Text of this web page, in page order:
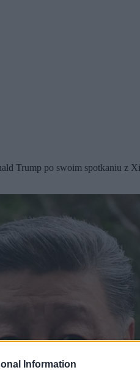
Information
Trump po swoim spotkaniu z